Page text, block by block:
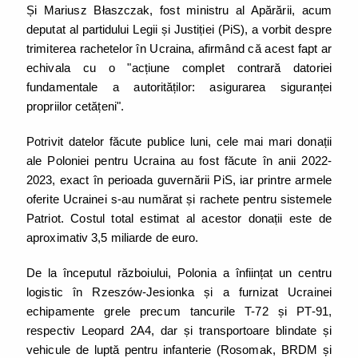
Și Mariusz Błaszczak, fost ministru al Apărării, acum
deputat al partidului Legii și Justiției (PiS), a vorbit despre
trimiterea rachetelor în Ucraina, afirmând că acest fapt ar
echivala cu o "acțiune complet contrară datoriei
fundamentale a autorităților: asigurarea siguranței
propriilor cetățeni".
Potrivit datelor făcute publice luni, cele mai mari donații
ale Poloniei pentru Ucraina au fost făcute în anii 2022-
2023, exact în perioada guvernării PiS, iar printre armele
oferite Ucrainei s-au numărat și rachete pentru sistemele
Patriot. Costul total estimat al acestor donații este de
aproximativ 3,5 miliarde de euro.
De la începutul războiului, Polonia a înființat un centru
logistic în Rzeszów-Jesionka și a furnizat Ucrainei
echipamente grele precum tancurile T-72 și PT-91,
respectiv Leopard 2A4, dar și transportoare blindate și
vehicule de luptă pentru infanterie (Rosomak, BRDM și